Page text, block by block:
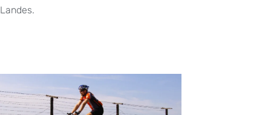
Landes.